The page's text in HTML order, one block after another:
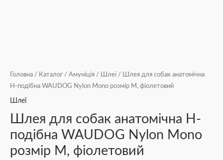
Головна / Каталог / Амуніція / Шлеї / Шлея для собак анатомічна
H-подібна WAUDOG Nylon Mono розмір М, фіолетовий
Шлеї
Шлея для собак анатомічна H-
подібна WAUDOG Nylon Mono
розмір М, фіолетовий